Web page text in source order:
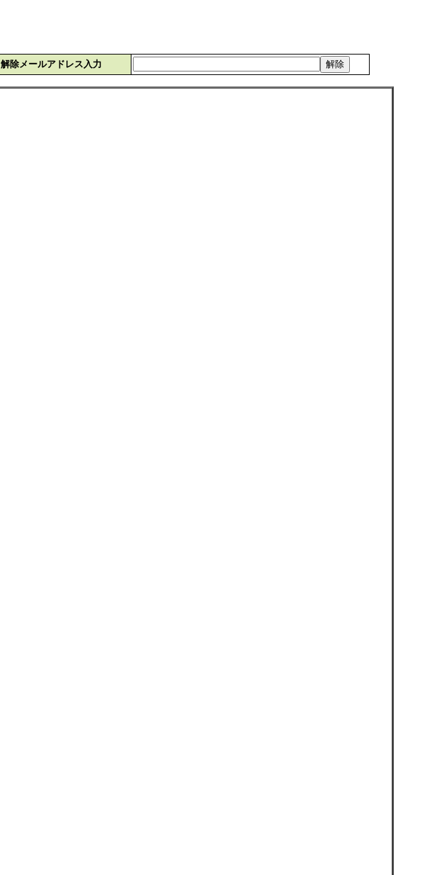
解除メールアドレス入力